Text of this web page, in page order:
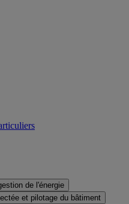
de l'énergie
et pilotage du bâtiment